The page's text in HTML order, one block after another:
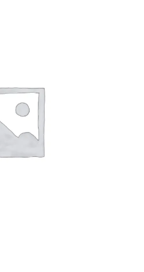
МНЕ
персональных
с